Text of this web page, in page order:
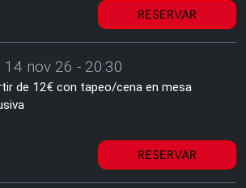
RESERVAR
14 nov 26 - 20:30
de 12€ con tapeo/cena en mesa
RESERVAR